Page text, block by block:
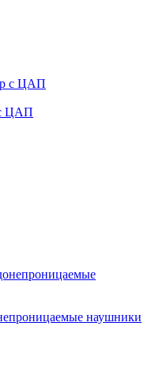
ЦАП
наушники